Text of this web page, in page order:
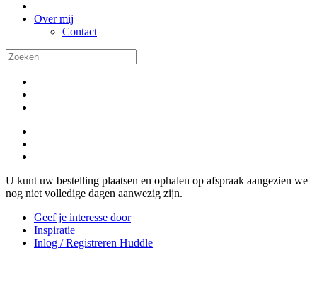
Over mij
Contact
U kunt uw bestelling plaatsen en ophalen op afspraak aangezien we
nog niet volledige dagen aanwezig zijn.
Geef je interesse door
Inspiratie
Inlog / Registreren Huddle